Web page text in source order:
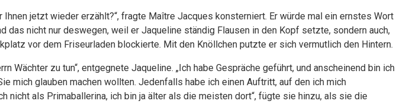
Ihnen jetzt wieder erzählt?“, fragte Maître Jacques konsterniert. Er würde mal ein ernstes Wort
das nicht nur deswegen, weil er Jaqueline ständig Flausen in den Kopf setzte, sondern auch,
vor dem Friseurladen blockierte. Mit den Knöllchen putzte er sich vermutlich den Hintern.
Wächter zu tun“, entgegnete Jaqueline. „Ich habe Gespräche geführt, und anscheinend bin ich
mich glauben machen wollten. Jedenfalls habe ich einen Auftritt, auf den ich mich
nicht als Primaballerina, ich bin ja älter als die meisten dort“, fügte sie hinzu, als sie die